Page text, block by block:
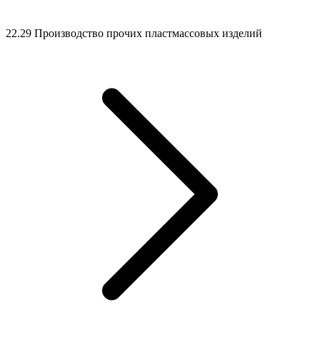
22.29 Производство прочих пластмассовых изделий